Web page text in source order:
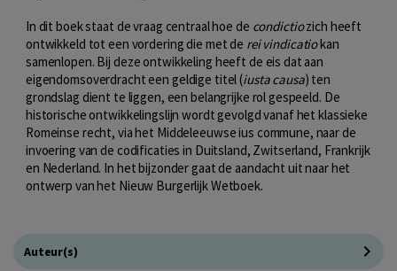
In dit boek staat de vraag centraal hoe de condictiozich heeft
ontwikkeld tot een vordering die met de rei vindicatiokan
samenlopen. Bij deze ontwikkeling heeft de eis dat aan
eigendomsoverdracht een geldige titel (iusta causa) ten
grondslag dient te liggen, een belangrijke rol gespeeld. De
historische ontwikkelingslijn wordt gevolgd vanaf het klassieke
Romeinse recht, via het Middeleeuwse ius commune, naar de
invoering van de codificaties in Duitsland, Zwitserland, Frankrijk
en Nederland. In het bijzonder gaat de aandacht uit naar het
ontwerp van het Nieuw Burgerlijk Wetboek.
Auteur(s)